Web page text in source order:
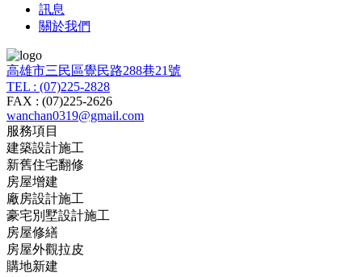
訊息
關於我們
高雄市三民區覺民路288巷21號
TEL : (07)225-2828
FAX : (07)225-2626
wanchan0319@gmail.com
服務項目
建築設計施工
新舊住宅翻修
房屋增建
廠房設計施工
豪宅別墅設計施工
房屋修繕
房屋外觀拉皮
購地新建